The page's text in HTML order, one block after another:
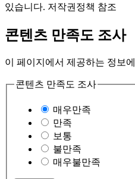
있습니다. 저작권정책 참조
콘텐츠 만족도 조사
이 페이지에서 제공하는 정보
콘텐츠 만족도 조사
매우만족
만족
보통
불만족
매우불만족